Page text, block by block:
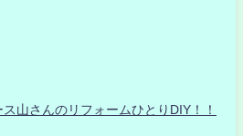
山さんのリフォームひとりDIY！！